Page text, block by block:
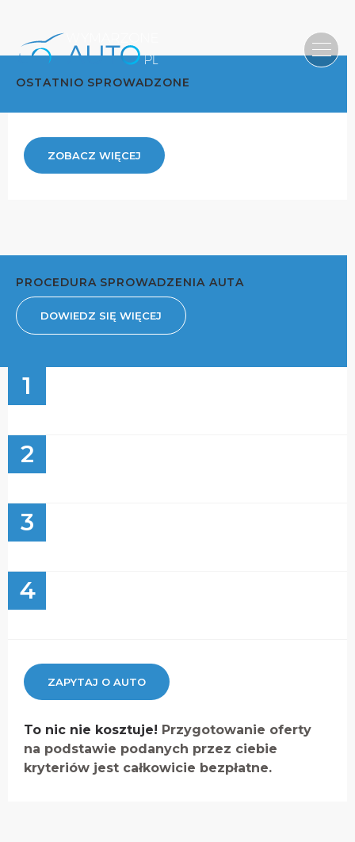
OSTATNIO SPROWADZONE
ZOBACZ WIĘCEJ
PROCEDURA SPROWADZENIA AUTA
DOWIEDZ SIĘ WIĘCEJ
1
2
3
4
ZAPYTAJ O AUTO
To nic nie kosztuje! Przygotowanie oferty
na podstawie podanych przez ciebie
kryteriów jest całkowicie bezpłatne.